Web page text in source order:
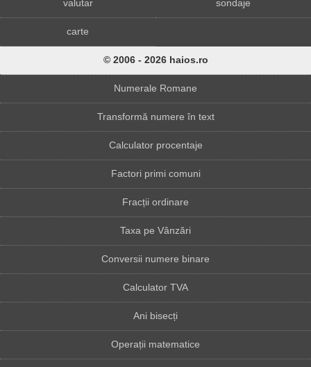
valutar sondaje
carte
© 2006 - 2026 haios.ro
Numerale Romane
Transformă numere în text
Calculator procentaje
Factori primi comuni
Fracții ordinare
Taxa pe Vânzări
Conversii numere binare
Calculator TVA
Ani bisecți
Operații matematice